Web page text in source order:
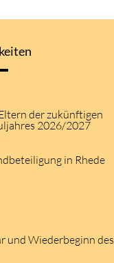
der zukünftigen
2026/2027
in Rhede
und Wiederbeginn des